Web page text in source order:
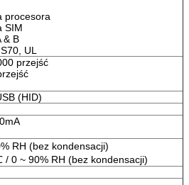
procesora
SIM
& B
UL
przejść
(HID)
RH (bez kondensacji)
0 ~ 90% RH (bez kondensacji)